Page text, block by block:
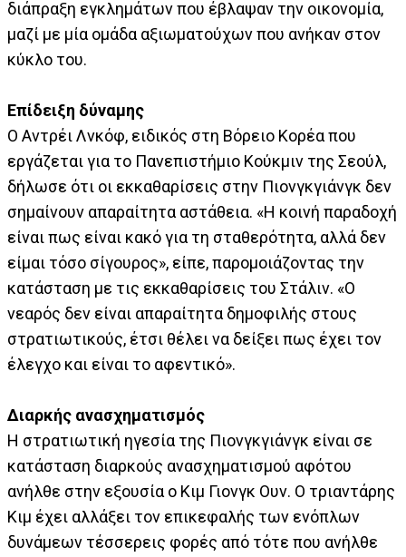
διάπραξη εγκλημάτων που έβλαψαν την οικονομία,
μαζί με μία ομάδα αξιωματούχων που ανήκαν στον
κύκλο του.
Επίδειξη δύναμης
Ο Αντρέι Λνκόφ, ειδικός στη Βόρειο Κορέα που
εργάζεται για το Πανεπιστήμιο Κούκμιν της Σεούλ,
δήλωσε ότι οι εκκαθαρίσεις στην Πιονγκγιάνγκ δεν
σημαίνουν απαραίτητα αστάθεια. «Η κοινή παραδοχή
είναι πως είναι κακό για τη σταθερότητα, αλλά δεν
είμαι τόσο σίγουρος», είπε, παρομοιάζοντας την
κατάσταση με τις εκκαθαρίσεις του Στάλιν. «Ο
νεαρός δεν είναι απαραίτητα δημοφιλής στους
στρατιωτικούς, έτσι θέλει να δείξει πως έχει τον
έλεγχο και είναι το αφεντικό».
Διαρκής ανασχηματισμός
Η στρατιωτική ηγεσία της Πιονγκγιάνγκ είναι σε
κατάσταση διαρκούς ανασχηματισμού αφότου
ανήλθε στην εξουσία ο Κιμ Γιονγκ Ουν. Ο τριαντάρης
Κιμ έχει αλλάξει τον επικεφαλής των ενόπλων
δυνάμεων τέσσερεις φορές από τότε που ανήλθε